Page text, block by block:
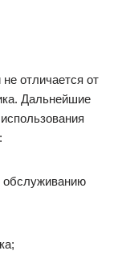
отличается от
Дальнейшие
обслуживанию